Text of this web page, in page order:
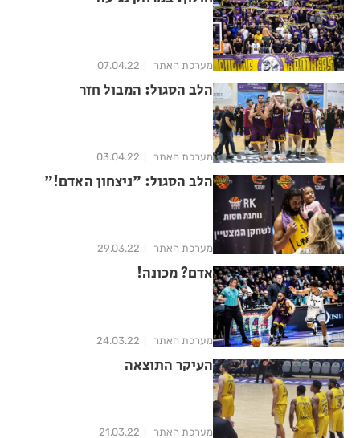
מערכת האתר 07.04.22
הלב הסגול: המבול חזר
מערכת האתר 03.04.22
הלב הסגול: "ניצחון האדם!"
מערכת האתר 29.03.22
אדם? מכונה!
מערכת האתר 24.03.22
העיקר התוצאה
מערכת האתר 21.03.22